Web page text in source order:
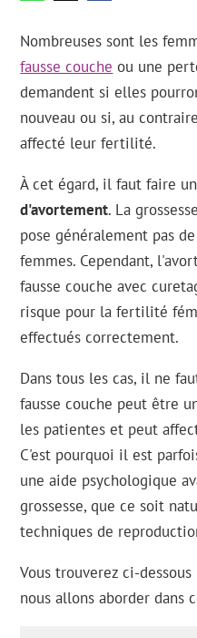
Nombreuses sont les
fausse couche ou une
demandent si elles
nouveau ou si, au
affecté leur fertilité.
À cet égard, il faut faire
d'avortement. La
pose généralement pas
femmes. Cependant,
fausse couche avec
risque pour la fertilité
effectués correctement.
Dans tous les cas, il ne
fausse couche peut être
les patientes et peut
C'est pourquoi il est
une aide psychologique
grossesse, que ce soit
techniques de
Vous trouverez ci-
nous allons aborder dans